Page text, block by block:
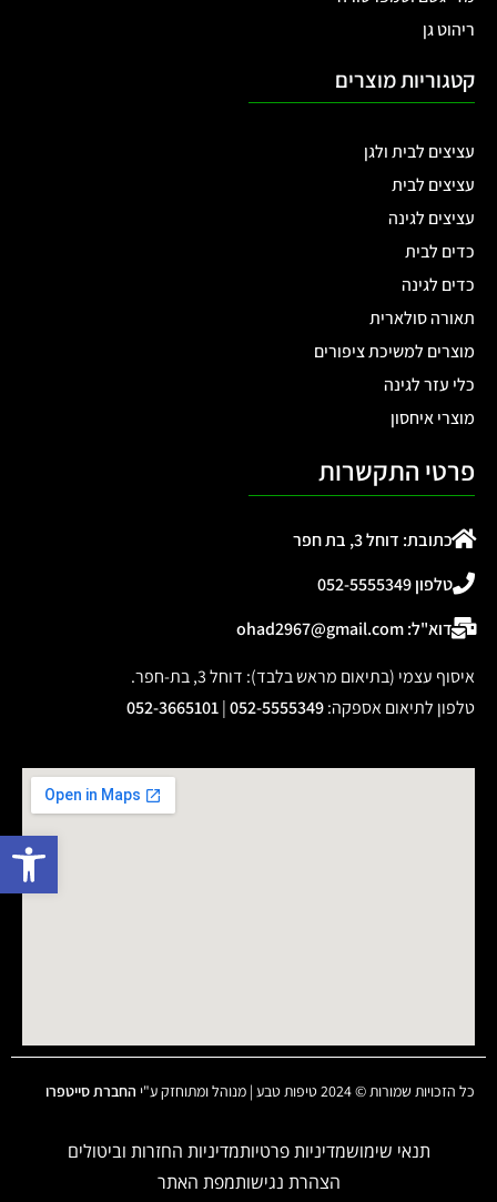
ריהוט גן
קטגוריות מוצרים
עציצים לבית ולגן
עציצים לבית
עציצים לגינה
כדים לבית
כדים לגינה
תאורה סולארית
מוצרים למשיכת ציפורים
כלי עזר לגינה
מוצרי איחסון
פרטי התקשרות
כתובת: דוחל 3, בת חפר
טלפון 052-5555349
דוא"ל: ohad2967@gmail.com
איסוף עצמי (בתיאום מראש בלבד): דוחל 3, בת-חפר.
טלפון לתיאום אספקה:
052-5555349
|
052-3665101
כל הזכויות שמורות © 2024 טיפות טבע | מנוהל ומתוחזק ע"י החברת סייטפרו
תנאי שימושמדיניות פרטיותמדיניות החזרות וביטולים
הצהרת נגישותמפת האתר